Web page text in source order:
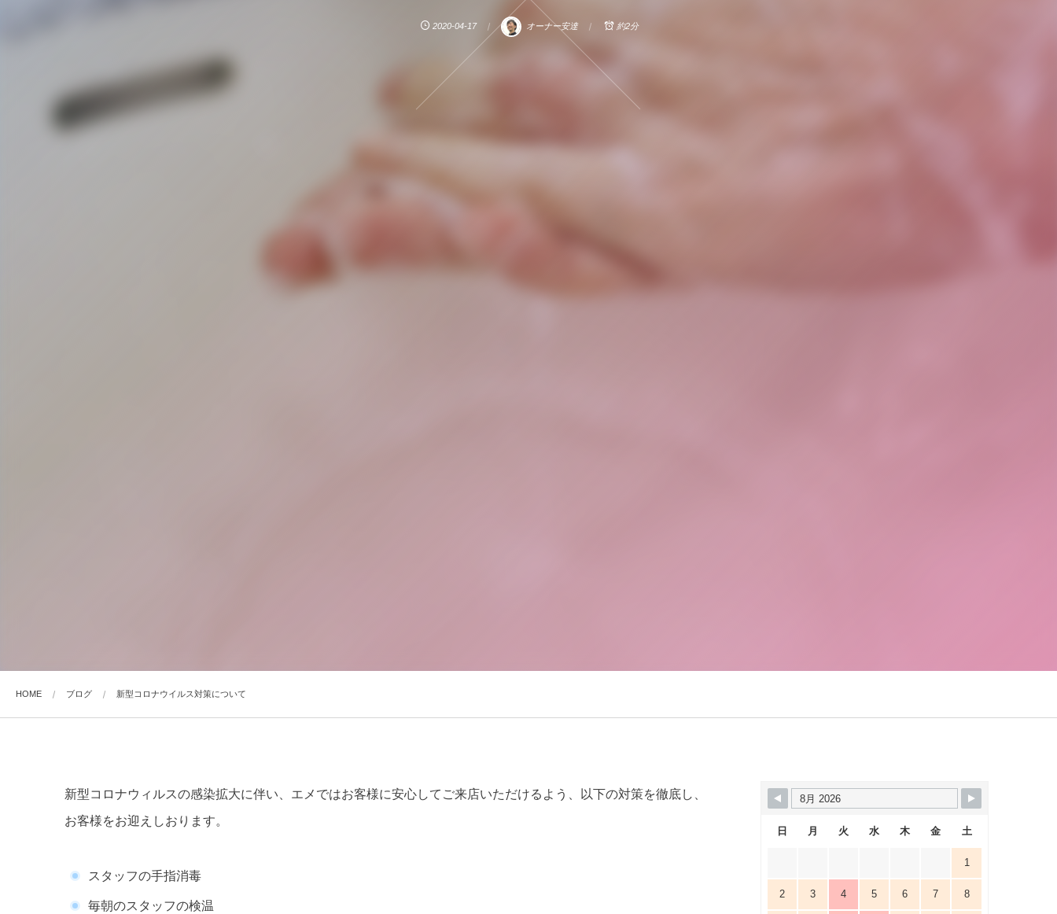
2020-04-17 オーナー安達 約2分
HOME ブログ 新型コロナウイルス対策について
新型コロナウィルスの感染拡大に伴い、エメではお客様に安心してご来店いただけるよう、以下の対策を徹底し、
お客様をお迎えしおります。
スタッフの手指消毒
毎朝のスタッフの検温
日 月 火 水 木 金 土
1
2 3 4 5 6 7 8